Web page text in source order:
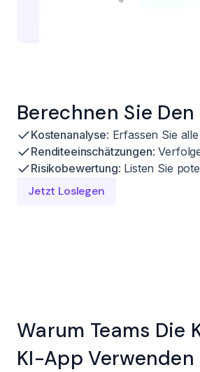
Berechnen Sie
Kostenanalyse: Erfassen Sie
Renditeeinschätzungen:
Risikobewertung: Listen Sie
Jetzt Loslegen
Warum Teams Die
KI-App Verwenden